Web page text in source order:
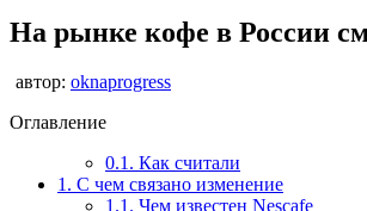
На рынке кофе в России
автор: oknaprogress
Оглавление
0.1. Как считали
1. С чем связано изменение
1.1. Чем известен Nescafe